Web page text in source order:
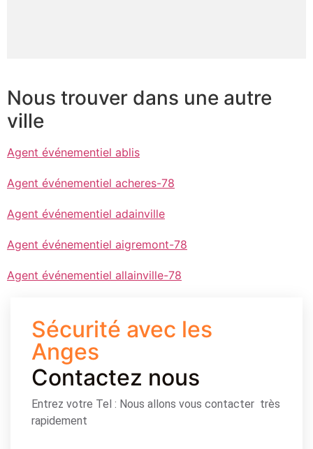
Nous trouver dans une autre
ville
Agent événementiel ablis
Agent événementiel acheres-78
Agent événementiel adainville
Agent événementiel aigremont-78
Agent événementiel allainville-78
Sécurité avec les
Anges
Contactez nous
Entrez votre Tel : Nous allons vous contacter très
rapidement